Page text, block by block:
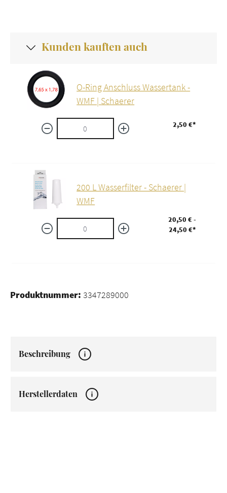
Kunden kauften auch
O-Ring Anschluss Wassertank -
WMF | Schaerer
2,50 €*
200 L Wasserfilter - Schaerer |
WMF
20,50 € -
24,50 €*
Produktnummer: 3347289000
Beschreibung
Herstellerdaten